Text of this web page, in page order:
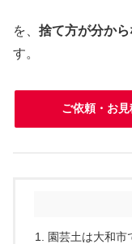
を、 捨て方が分か
す。
ご依頼・お見
園芸土は大和市